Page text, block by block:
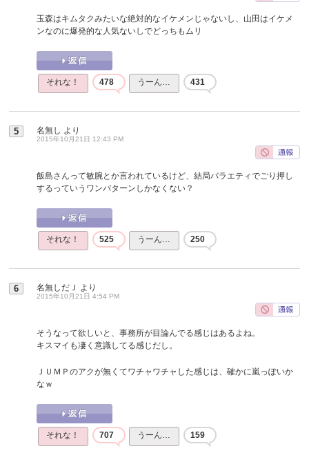
玉森はキムタクみたいな絶対的なイケメンじゃないし、山田はイケメ
ンなのに爆発的な人気ないしでどっちもムリ
それな！ 478 うーん… 431
5 名無し より
2015年10月21日 12:43 PM
飯島さんって敏腕とか言われているけど、結局バラエティでごり押し
するっていうワンパターンしかなくない？
それな！ 525 うーん… 250
6 名無しだＪ より
2015年10月21日 4:54 PM
そうなって欲しいと、事務所が目論んでる感じはあるよね。
キスマイも凄く意識してる感じだし。
ＪＵＭＰのアクが無くてワチャワチャした感じは、確かに嵐っぽいか
なｗ
それな！ 707 うーん… 159